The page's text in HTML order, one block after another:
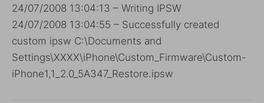
24/07/2008 13:04:13 – Writing IPSW
24/07/2008 13:04:55 – Successfully created
custom ipsw C:\Documents and
Settings\XXXX\iPhone\Custom_Firmware\Custom-
iPhone1,1_2.0_5A347_Restore.ipsw